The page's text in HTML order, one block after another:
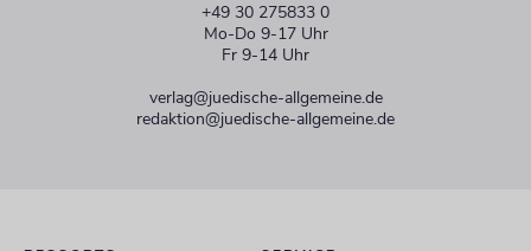
+49 30 275833 0
Mo-Do 9-17 Uhr
Fr 9-14 Uhr
verlag@juedische-allgemeine.de
redaktion@juedische-allgemeine.de